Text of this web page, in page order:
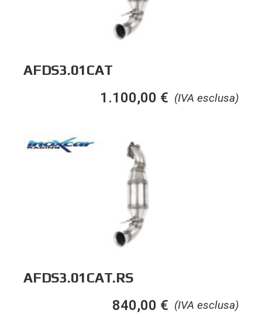
AFDS3.01CAT
(IVA esclusa)
1.100,00 €
AFDS3.01CAT.RS
(IVA esclusa)
840,00 €